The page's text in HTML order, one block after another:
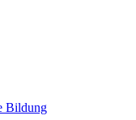
Bildung